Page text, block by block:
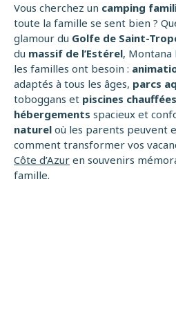
Vous cherchez un camping
toute la famille se sent bien ?
glamour du Golfe de Saint-
du massif de l’Estérel,
les familles ont besoin :
adaptés à tous les âges, parcs
toboggans et piscines chauffées
hébergements spacieux et
naturel où les parents peuvent
comment transformer vos
Côte d’Azur en souvenirs
famille.